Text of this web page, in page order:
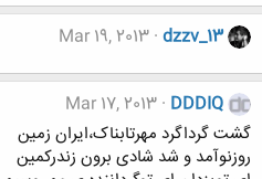
dzzv_13
Mar 19, 2013
DDDIQ
Mar 17, 2013
گشت گرداگرد مهرتابناک،ایران زمین
روزنوآمد و شد شادی برون زندرکمین